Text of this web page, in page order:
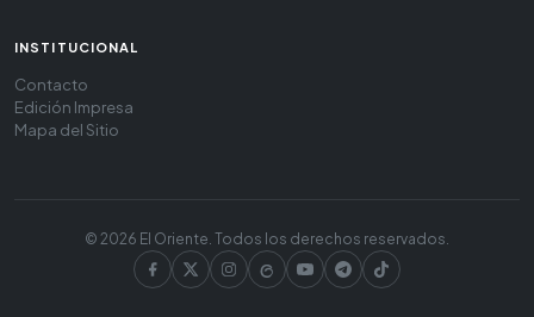
INSTITUCIONAL
Contacto
Edición Impresa
Mapa del Sitio
© 2026 El Oriente. Todos los derechos reservados.